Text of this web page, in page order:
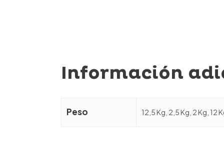
Información
Peso 12,5 Kg, 2,5 Kg, 2 Kg, 12